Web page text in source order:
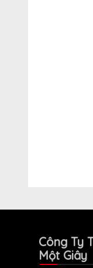
Công Ty
Một Giây